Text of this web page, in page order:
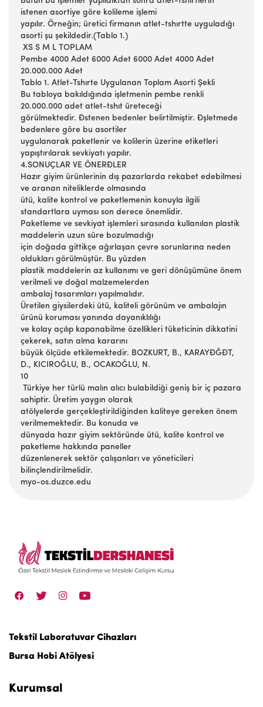
istenen asortiye göre kolileme işlemi
yapılır. Örneğin; üretici firmanın atlet-tshırtte uyguladığı
asorti şu şekildedir.(Tablo 1.)
XS S M L TOPLAM
Pembe 4000 Adet 6000 Adet 6000 Adet 4000 Adet
20.000.000 Adet
Tablo 1. Atlet-Tshırte Uygulanan Toplam Asorti Şekli
Bu tabloya bakıldığında işletmenin pembe renkli
20.000.000 adet atlet-tshıt üreteceği
görülmektedir. Đstenen bedenler belirtilmiştir. Đşletmede
bedenlere göre bu asortiler
uygulanarak paketlenir ve kolilerin üzerine etiketleri
yapıştırılarak sevkiyatı yapılır.
4.SONUÇLAR VE ÖNERĐLER
Hazır giyim ürünlerinin dış pazarlarda rekabet edebilmesi
ve aranan niteliklerde olmasında
ütü, kalite kontrol ve paketlemenin konuyla ilgili
standartlara uyması son derece önemlidir.
Paketleme ve sevkiyat işlemleri sırasında kullanılan plastik
maddelerin uzun süre bozulmadığı
için doğada gittikçe ağırlaşan çevre sorunlarına neden
oldukları görülmüştür. Bu yüzden
plastik maddelerin az kullanımı ve geri dönüşümüne önem
verilmeli ve doğal malzemelerden
ambalaj tasarımları yapılmalıdır.
Üretilen giysilerdeki ütü, kaliteli görünüm ve ambalajın
ürünü koruması yanında dayanıklılığı
ve kolay açılıp kapanabilme özellikleri tüketicinin dikkatini
çekerek, satın alma kararını
büyük ölçüde etkilemektedir. BOZKURT, B., KARAYĐĞĐT,
D., KICIROĞLU, B., OCAKOĞLU, N.
10
Türkiye her türlü malın alıcı bulabildiği geniş bir iç pazara
sahiptir. Üretim yaygın olarak
atölyelerde gerçekleştirildiğinden kaliteye gereken önem
verilmemektedir. Bu konuda ve
dünyada hazır giyim sektöründe ütü, kalite kontrol ve
paketleme hakkında paneller
düzenlenerek sektör çalışanları ve yöneticileri
bilinçlendirilmelidir.
myo-os.duzce.edu
Tekstil Laboratuvar Cihazları
Bursa Hobi Atölyesi
Kurumsal